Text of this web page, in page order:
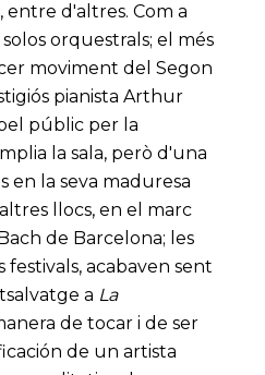
entre d'altres. Com a
orquestrals; el més
moviment del Segon
pianista Arthur
públic per la
la sala, però d'una
en la seva maduresa
llocs, en el marc
de Barcelona; les
acabaven sent
a La
de tocar i de ser
de un artista